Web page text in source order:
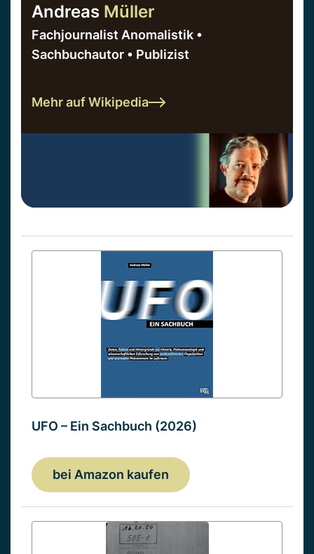
Andreas Müller
Fachjournalist Anomalistik •
Sachbuchautor • Publizist
Mehr auf Wikipedia
UFO – Ein Sachbuch (2026)
bei Amazon kaufen